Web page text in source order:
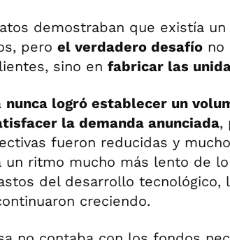
demostraban que existía
pero el verdadero desafío no
sino en fabricar las
nunca logró establecer un
la demanda anunciada,
fueron reducidas y
un ritmo mucho más lento de
del desarrollo tecnológico,
creciendo.